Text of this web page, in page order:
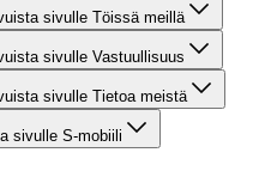
sivulle Töissä meillä
sivulle Vastuullisuus
sivulle Tietoa meistä
sivulle S-mobiili